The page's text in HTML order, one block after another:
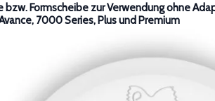
bzw. Formscheibe zur Verwendung ohne
7000 Series, Plus und Premium